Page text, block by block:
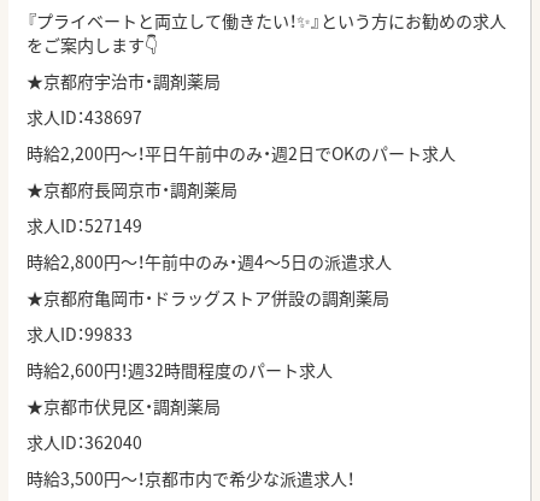
『プライベートと両立して働きたい！✨』という方にお勧めの求人
をご案内します👇
★京都府宇治市・調剤薬局
求人ID：438697
時給2,200円～！平日午前中のみ・週2日でOKのパート求人
★京都府長岡京市・調剤薬局
求人ID：527149
時給2,800円～！午前中のみ・週4～5日の派遣求人
★京都府亀岡市・ドラッグストア併設の調剤薬局
求人ID：99833
時給2,600円！週32時間程度のパート求人
★京都市伏見区・調剤薬局
求人ID：362040
時給3,500円～！京都市内で希少な派遣求人！